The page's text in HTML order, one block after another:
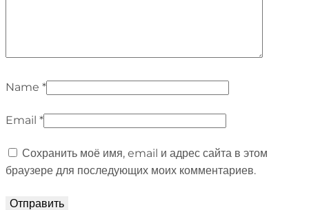
Name *
Email *
Сохранить моё имя, email и адрес сайта в этом
браузере для последующих моих комментариев.